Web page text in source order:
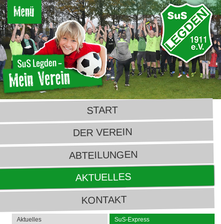
START
DER VEREIN
ABTEILUNGEN
AKTUELLES
KONTAKT
Aktuelles SuS-Express